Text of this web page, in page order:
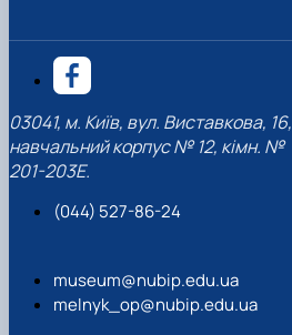
03041, м. Київ, вул. Виставкова, 16,
навчальний корпус № 12, кімн. №
201-203Е.
(044) 527-86-24
museum@nubip.edu.ua
melnyk_op@nubip.edu.ua